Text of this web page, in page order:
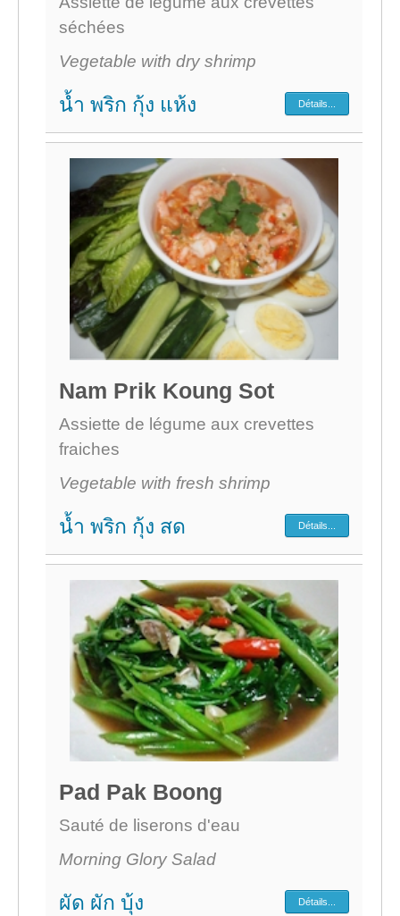
séchées
Vegetable with dry shrimp
น้ำ พริก กุ้ง แห้ง Détails...
Nam Prik Koung Sot
Assiette de légume aux crevettes
fraiches
Vegetable with fresh shrimp
น้ำ พริก กุ้ง สด Détails...
Pad Pak Boong
Sauté de liserons d'eau
Morning Glory Salad
ผัด ผัก บุ้ง Détails...